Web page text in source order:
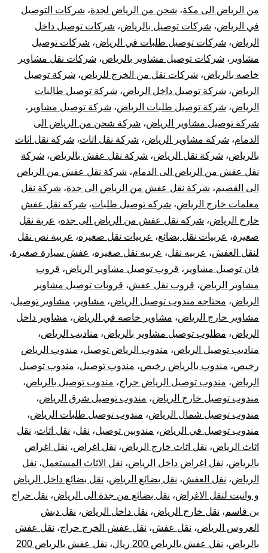
من الرياض الى مكة، شحن من الرياض لجدة، شركات التوصيل
في الرياض، شركات توصيل بالرياض، شركات توصيل داخل
الرياض، شركات توصيل طلبات في الرياض، شركات توصيل
مشاوير ، شركات توصيل مشاوير بالرياض، شركات نقل مشاوير
خاصه بالرياض، شركات نقل من الخرج للرياض، شركة توصيل
الرياض، شركة توصيل داخل الرياض، شركة توصيل طالبات
الرياض، شركة توصيل طلبات الرياض، شركة توصيل مشاوير ،
شركة توصيل مشاوير الرياض، شركة شحن من الرياض الى
الدمام، شركة مشاوير الرياض، شركة نقل اثاث، شركة نقل اثاث
بالرياض، شركة نقل الرياض، شركة نقل عفش بالرياض، شركة
نقل عفش من الرياض الى الدمام، شركة نقل عفش من الرياض
الى القصيم، شركة نقل عفش من الرياض الى جدة، شركة نقل
معلمات خارج الرياض، شركه توصيل طلبات، شركه نقل عفش
خارج الرياض، شركه نقل عفش من الرياض الى جده، عربة نقل
صغيرة، عربيات نقل بضائع، عربيات نقل صغيره، عربية نص نقل
لنقل العفش، عربيه نقل، عربيه نقل صغيره، عفش سيارة صغيرة،
فان توصيل مشاوير ، قروب توصيل مشاوير الرياض، قروب
مشاوير الرياض، قروب نقل عفش، قروبات توصيل مشاوير
الرياض، محتاجه مندوب توصيل الرياض، مشاوير ، مشاوير توصيل،
مشاوير خارج الرياض، مشاوير خاصه في الرياض، مشاوير داخل
الرياض، مطلوب توصيل مشاوير بالرياض، مناديب الرياض،
مناديب توصيل الرياض، مندوب الرياض توصيل، مندوب الرياض
رخيص، مندوب بالرياض رخيص، مندوب توصيل، مندوب توصيل
الرياض، مندوب توصيل الرياض حراج، مندوب توصيل بالرياض،
مندوب توصيل خارج الرياض، مندوب توصيل شرق الرياض،
مندوب توصيل شمال الرياض، مندوب توصيل طلبات الرياض،
مندوب توصيل في الرياض، مندوبين توصيل، نقل، نقل اثاث، نقل
اثاث الرياض، نقل اثاث خارج الرياض، نقل اغراض، نقل اغراض
بالرياض، نقل اغراض داخل الرياض، نقل الاثاث المستعمل، نقل
الرياض، نقل العفش، نقل بضائع الرياض، نقل بضائع داخل الرياض
و وانيت لنقل الاغراض، نقل بضائع من جدة الى الرياض، نقل حراج
بن قاسم، نقل خارج الرياض، نقل داخل الرياض، نقل دبش
العروس الرياض، نقل عفش، نقل عفش الخرج حراج، نقل عفش
بالرياض، نقل عفش بالرياض 200 ريال ،
نقل عفش بالرياض 200